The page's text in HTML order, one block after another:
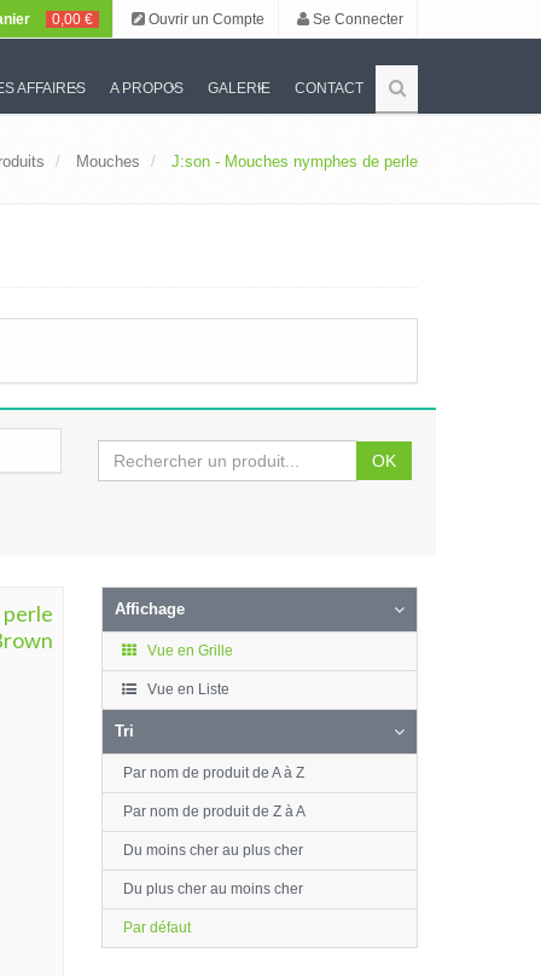
0,00 € Ouvrir un Compte Se Connecter
AFFAIRES A PROPOS GALERIE CONTACT
Mouches J:son - Mouches nymphes de perle
OK
perle
Affichage
Vue en Grille
Vue en Liste
Tri
Par nom de produit de A à Z
Par nom de produit de Z à A
Du moins cher au plus cher
Du plus cher au moins cher
Par défaut